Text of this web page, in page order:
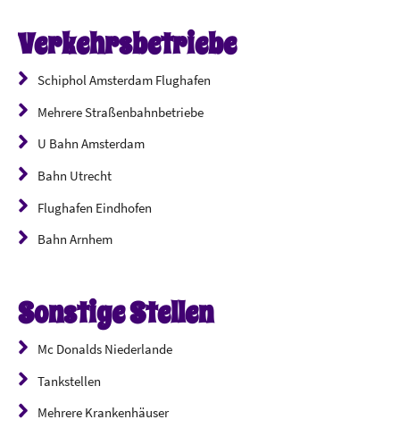
Verkehrsbetriebe
Schiphol Amsterdam Flughafen
Mehrere Straßenbahnbetriebe
U Bahn Amsterdam
Bahn Utrecht
Flughafen Eindhofen
Bahn Arnhem
Sonstige Stellen
Mc Donalds Niederlande
Tankstellen
Mehrere Krankenhäuser